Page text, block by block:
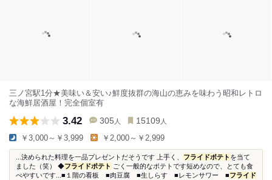
三ノ宮駅1分★美味い＆安い♪鮮度抜群の海山の恵みを味わう昭和レトロ
な海鮮居酒屋！完全個室有
3.42 305 人 15109 人
￥3,000～￥3,999 ￥2,000～￥2,999
...決められた料理を一品プレゼントだそうです 上手く、 フライドポテト を当て
ました（笑） ◆フライドポテト ごく一般的なポテトです短めなので、とても食
べやすいです...■１階の看板 ■肉豆腐 ■生しらす ■レモンサワー ■フライド